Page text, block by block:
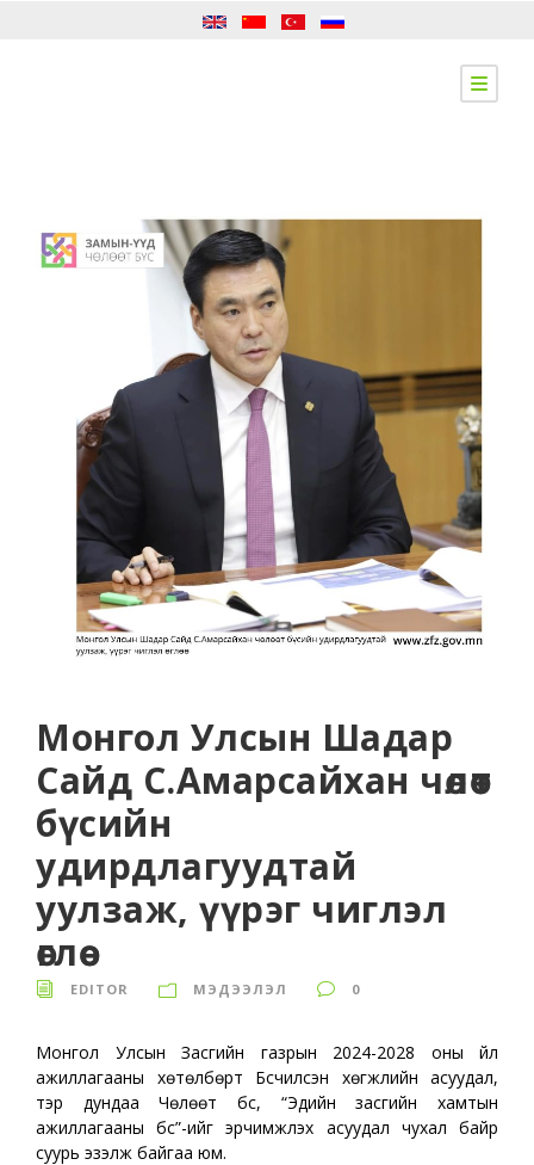
Монгол Улсын Шадар
Сайд С.Амарсайхан чөлөөт
бүсийн
удирдлагуудтай
уулзаж, үүрэг чиглэл
өглөө
EDITOR МЭДЭЭЛЭЛ 0
Монгол Улсын Засгийн газрын 2024-2028 оны үйл
ажиллагааны хөтөлбөрт Бүсчилсэн хөгжлийн асуудал,
тэр дундаа Чөлөөт бүс, “Эдийн засгийн хамтын
ажиллагааны бүс”-ийг эрчимжүүлэх асуудал чухал байр
суурь эзэлж байгаа юм.